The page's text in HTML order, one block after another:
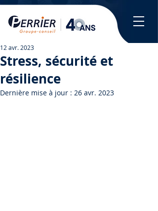
Stress, sécurité et
résilience
12 avr. 2023
Dernière mise à jour : 26 avr. 2023